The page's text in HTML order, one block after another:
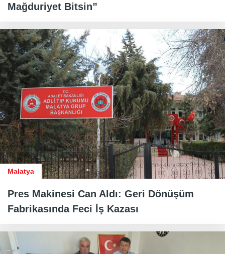
Mağduriyet Bitsin”
Malatya
Pres Makinesi Can Aldı: Geri Dönüşüm
Fabrikasında Feci İş Kazası